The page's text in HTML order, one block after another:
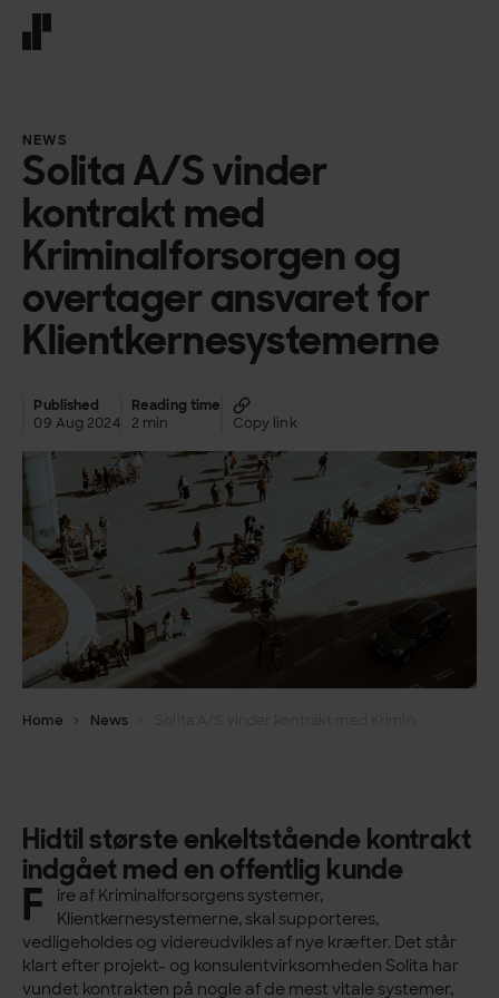
NEWS
Solita A/S vinder
kontrakt med
Kriminalforsorgen og
overtager ansvaret for
Klientkernesystemerne
Published
09 Aug 2024
Reading time
2 min
Copy link
Home News
Hidtil største enkeltstående kontrakt
indgået med en offentlig kunde
F
ire af Kriminalforsorgens systemer,
Klientkernesystemerne, skal supporteres,
vedligeholdes og videreudvikles af nye kræfter. Det står
klart efter projekt- og konsulentvirksomheden Solita har
vundet kontrakten på nogle af de mest vitale systemer,